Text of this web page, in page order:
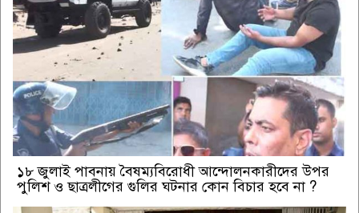
১৮ জুলাই পাবনায় বৈষম্যবিরোধী আন্দোলনকারীদের উপর
পুলিশ ও ছাত্রলীগের গুলির ঘটনার কোন বিচার হবে না ?